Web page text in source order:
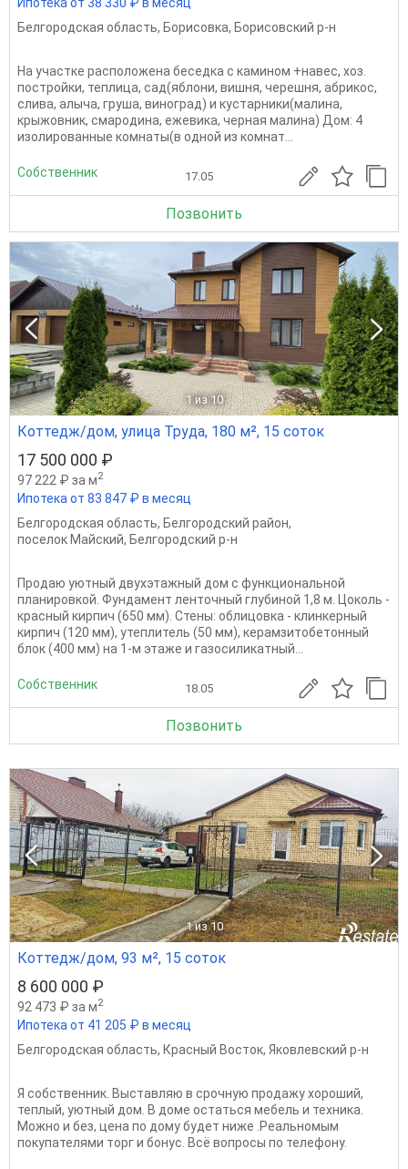
Белгородская область, Борисовка, Борисовский р-н
На участке расположена беседка с камином +навес, хоз.
постройки, теплица, сад(яблони, вишня, черешня, абрикос,
слива, алыча, груша, виноград) и кустарники(малина,
крыжовник, смародина, ежевика, черная малина) Дом: 4
изолированные комнаты(в одной из комнат...
Собственник 17.05
Позвонить
1 из 10
Коттедж/дом, улица Труда, 180 м², 15 соток
17 500 000 ₽
97 222 ₽ за м2
Ипотека от 83 847 ₽ в месяц
Белгородская область, Белгородский район,
поселок Майский, Белгородский р-н
Продаю уютный двухэтажный дом с функциональной
планировкой. Фундамент ленточный глубиной 1,8 м. Цоколь -
красный кирпич (650 мм). Стены: облицовка - клинкерный
кирпич (120 мм), утеплитель (50 мм), керамзитобетонный
блок (400 мм) на 1-м этаже и газосиликатный...
Собственник 18.05
Позвонить
1 из 10
Коттедж/дом, 93 м², 15 соток
8 600 000 ₽
92 473 ₽ за м2
Ипотека от 41 205 ₽ в месяц
Белгородская область, Красный Восток, Яковлевский р-н
Я собственник. Выставляю в срочную продажу хороший,
теплый, уютный дом. В доме остаться мебель и техника.
Можно и без, цена по дому будет ниже .Реальномым
покупателями торг и бонус. Всё вопросы по телефону.